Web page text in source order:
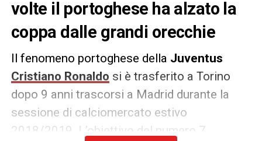
volte il portoghese ha alzato la
coppa dalle grandi orecchie
Il fenomeno portoghese della Juventus
Cristiano Ronaldo si è trasferito a Torino
dopo 9 anni trascorsi a Madrid durante la
sessione di calciomercato estivo
2018/2019. L’obiettivo del numero 7